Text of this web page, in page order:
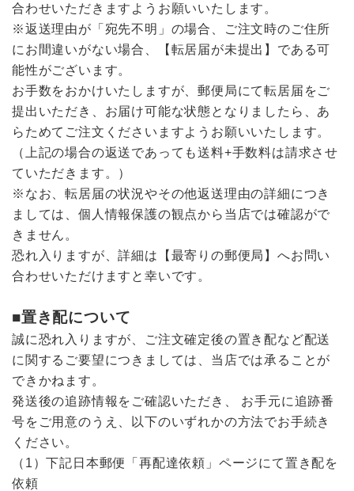
合わせいただきますようお願いいたします。
※返送理由が「宛先不明」の場合、ご注文時のご住所
にお間違いがない場合、【転居届が未提出】である可
能性がございます。
お手数をおかけいたしますが、郵便局にて転居届をご
提出いただき、お届け可能な状態となりましたら、あ
らためてご注文くださいますようお願いいたします。
（上記の場合の返送であっても送料+手数料は請求させ
ていただきます。）
※なお、転居届の状況やその他返送理由の詳細につき
ましては、個人情報保護の観点から当店では確認がで
きません。
恐れ入りますが、詳細は【最寄りの郵便局】へお問い
合わせいただけますと幸いです。
■置き配について
誠に恐れ入りますが、ご注文確定後の置き配など配送
に関するご要望につきましては、当店では承ることが
できかねます。
発送後の追跡情報をご確認いただき、 お手元に追跡番
号をご用意のうえ、以下のいずれかの方法でお手続き
ください。
（1）下記日本郵便「再配達依頼」ページにて置き配を
依頼